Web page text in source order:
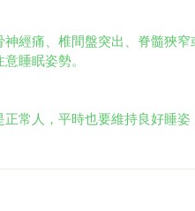
經痛、椎間盤突出、脊髓狹
睡眠姿勢。
常人，平時也要維持良好睡